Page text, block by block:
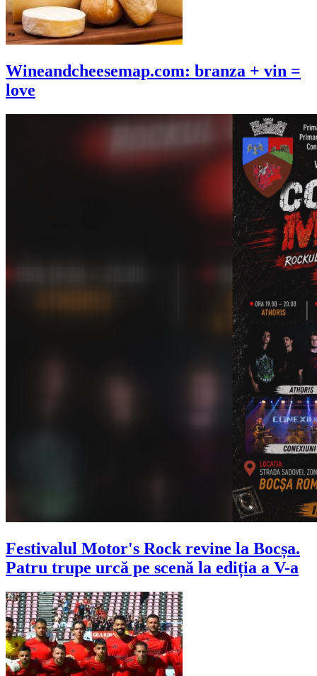
Wineandcheesemap.com: branza + vin =
love
Festivalul Motor's Rock revine la Bocșa.
Patru trupe urcă pe scenă la ediția a V-a